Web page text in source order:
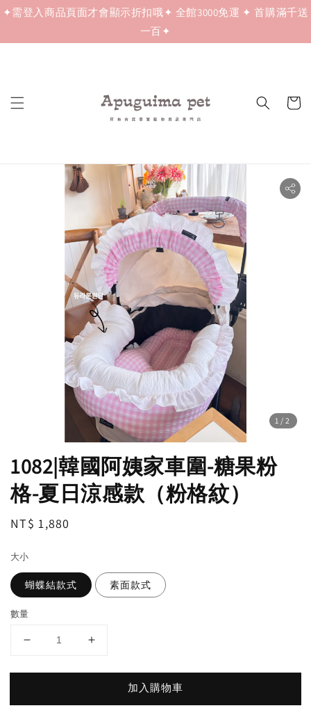
✦需登入商品頁面才會顯示折扣哦✦ 全館3000免運 ✦ 首購滿千送
一百✦
1 /2
1082|韓國阿姨家車圍-糖果粉
格-夏日涼感款（粉格紋）
Regular
NT$ 1,880
大小
蝴蝶結款式 素面款式
數量
加入購物車